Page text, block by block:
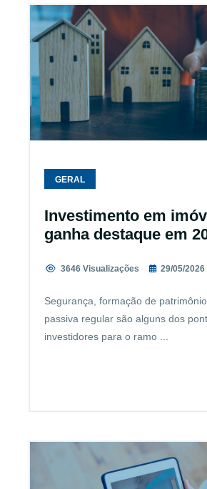
GERAL
Investimento em
ganha destaque em
3646 Visualizações 29/05/2026
Segurança, formação de
passiva regular são alguns dos
investidores para o ramo ...